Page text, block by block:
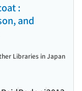
:
and
Libraries in Japan